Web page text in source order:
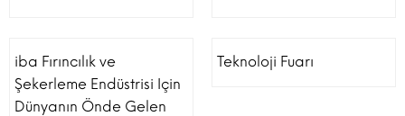
iba Fırıncılık ve
Şekerleme Endüstrisi Için
Dünyanın Önde Gelen
Teknoloji Fuarı